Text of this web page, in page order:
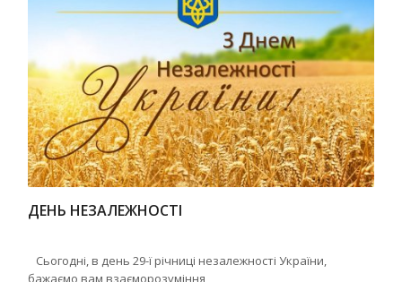
ДЕНЬ НЕЗАЛЕЖНОСТІ
Сьогодні, в день 29-ї річниці незалежності України,
бажаємо вам взаєморозуміння,